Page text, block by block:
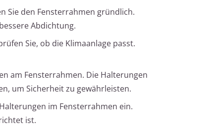
Sie den Fensterrahmen gründlich.
Abdichtung.
Sie, ob die Klimaanlage passt.
am Fensterrahmen. Die Halterungen
um Sicherheit zu gewährleisten.
im Fensterrahmen ein.
ist.